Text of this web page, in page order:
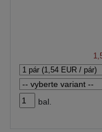
bal.